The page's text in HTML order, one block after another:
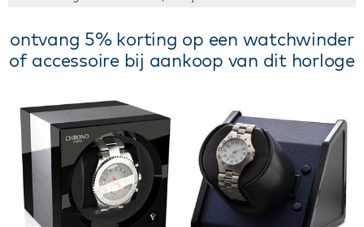
ontvang 5% korting op een watchwinder
of accessoire bij aankoop van dit horloge